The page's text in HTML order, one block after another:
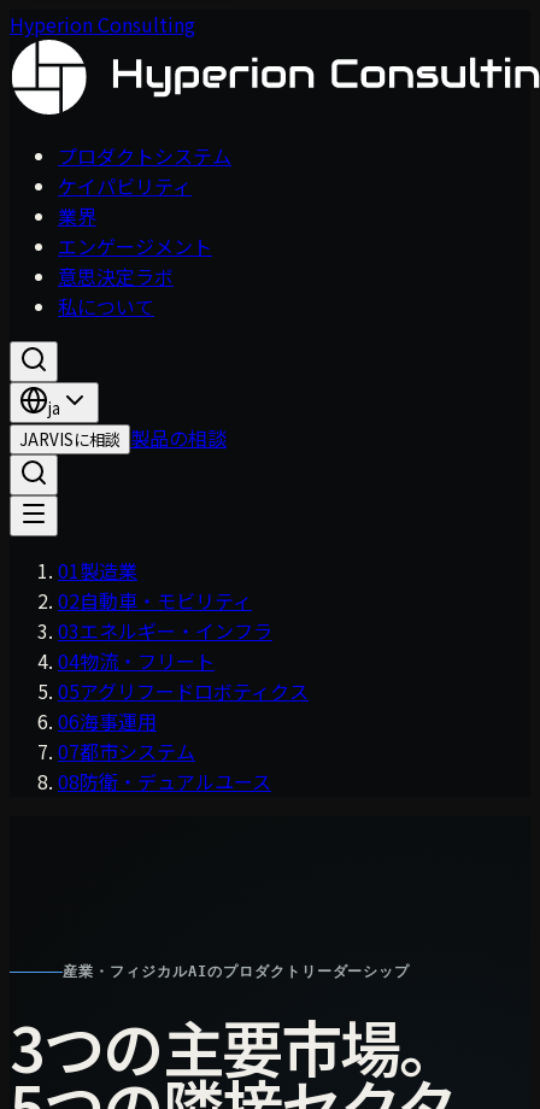
Hyperion Consulting
プロダクトシステム
ケイパビリティ
業界
エンゲージメント
意思決定ラボ
私について
ja
JARVISに相談 製品の相談
01製造業
02自動車・モビリティ
03エネルギー・インフラ
04物流・フリート
05アグリフードロボティクス
06海事運用
07都市システム
08防衛・デュアルユース
産業・フィジカルAIのプロダクトリーダーシップ
3つの主要市場。